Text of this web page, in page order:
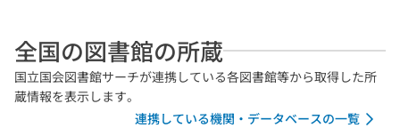
全国の図書館の所蔵
国立国会図書館サーチが連携している各図書館等から取得した所
蔵情報を表示します。
連携している機関・データベースの一覧